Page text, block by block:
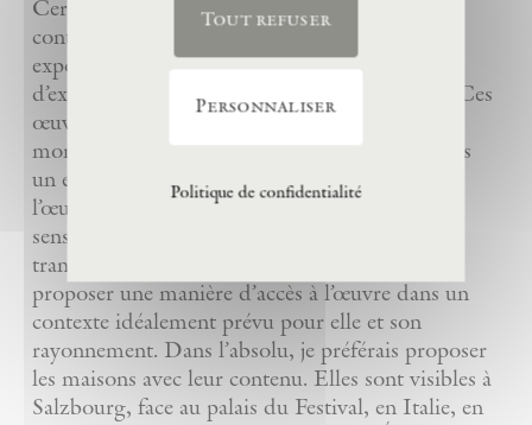
Certains bâtiments où vous allez cheminer
contiennent des œuvres d’art ou servent à les
exposer, chacune nécessitant son propre lieu
d’exposition afin de produire le meilleur effet. Ces
œuvres risqueraient, dans certains cas, d’être
momentanément anéanties si on les plaçait dans
un environnement inadéquat. Avant d’aborder
l’œuvre, le spectateur doit franchir un seuil, au
sens propre et au sens figuré, en manière de
transition. Le but de ces maisons est donc de
proposer une manière d’accès à l’œuvre dans un
contexte idéalement prévu pour elle et son
rayonnement. Dans l’absolu, je préférais proposer
les maisons avec leur contenu. Elles sont visibles à
Salzbourg, face au palais du Festival, en Italie, en
Tout refuser
Personnaliser
Politique de confidentialité